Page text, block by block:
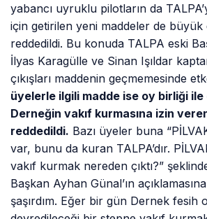
yabancı uyruklu pilotların da
için getirilen yeni maddeler de
reddedildi. Bu konuda TALPA eski
İlyas Karagülle ve Sinan Işıldar
çıkışları maddenin geçmemesinde
üyelerle ilgili madde ise oy birliği
Derneğin vakıf kurmasına izin
reddedildi. Bazı üyeler buna
var, bunu da kuran TALPA’dır.
vakıf kurmak nereden çıktı?”
Başkan Ayhan Günal’ın
şaşırdım. Eğer bir gün Dernek fesih